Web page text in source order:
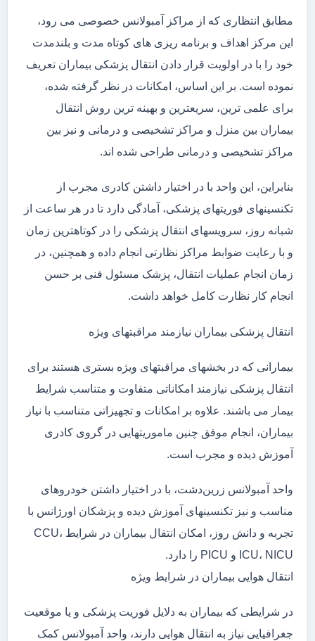
مطابق انتظاری که از مراکز آمبولانس خصوصی می رود،
این مرکز اهداف و برنامه ریزی های کوتاه مدت و بلندمدت
خود را با در اولویت قرار دادن انتقال پزشکی بیماران تعریف
نموده است. بر این اساس، امکانات در نظر گرفته شده،
برای علمی ترین، سریعترین و بهینه ترین روش انتقال
بیماران بین منزل و مراکز تشخیصی و درمانی و نیز بین
مراکز تشخیصی و درمانی طراحی شده اند.
بنابراین، این واحد با در اختیار داشتن کادری مجرب از
تکنسینهای فوریتهای پزشکی، آمادگی دارد تا در هر ساعت از
شبانه روز، سرویسهای انتقال پزشکی را در کوتاهترین زمان
و با رعایت ضوابط مراکز نظارتی انجام داده و همچنین، در
زمان انجام عملیات انتقال، پزشک مسئول فنی بر حسن
انجام کار نظارت کامل خواهد داشت.
انتقال پزشکی بیماران نیازمند مراقبتهای ویژه
بیمارانی که در بخشهای مراقبتهای ویژه بستری هستند برای
انتقال پزشکی نیازمند امکاناتی متفاوت و متناسب شرایط
بیمار می باشند. علاوه بر امکانات و تجهیزاتی متناسب با نیاز
بیماران، انجام موفق چنین ماموریتهایی در گروی کادری
آموزش دیده و مجرب است.
واحد آمبولانس زرین‌دشت، با در اختیار داشتن خودروهای
مناسب و نیز تکنسینهای آموزش دیده و پزشکان اورژانس با
تجربه و دانش روز، امکان انتقال بیماران در شرایط CCU،
ICU، NICU و PICU را دارد.
انتقال هوایی بیماران در شرایط ویژه
در شرایطی که بیماران به دلایل فوریت پزشکی و یا موقعیت
جغرافیایی نیاز به انتقال هوایی دارند، واحد آمبولانس کمک